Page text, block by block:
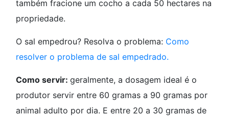
também fracione um cocho a cada 50 hectares na
propriedade.
O sal empedrou? Resolva o problema: Como
resolver o problema de sal empedrado.
Como servir: geralmente, a dosagem ideal é o
produtor servir entre 60 gramas a 90 gramas por
animal adulto por dia. E entre 20 a 30 gramas de